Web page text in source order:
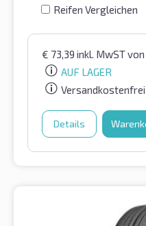
Reifen Vergleichen
€ 73,39 inkl. MwSTvon
AUF LAGER
Versandkostenfrei
Details